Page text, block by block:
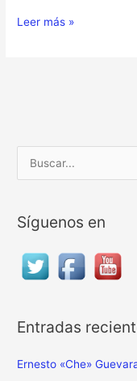
Leer más »
c
a
o
:
Síguenos en
Entradas
Ernesto «Che»